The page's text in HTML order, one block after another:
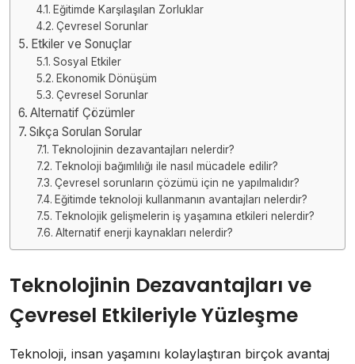
Eğitimde Karşılaşılan Zorluklar
Çevresel Sorunlar
Etkiler ve Sonuçlar
Sosyal Etkiler
Ekonomik Dönüşüm
Çevresel Sorunlar
Alternatif Çözümler
Sıkça Sorulan Sorular
Teknolojinin dezavantajları nelerdir?
Teknoloji bağımlılığı ile nasıl mücadele edilir?
Çevresel sorunların çözümü için ne yapılmalıdır?
Eğitimde teknoloji kullanmanın avantajları nelerdir?
Teknolojik gelişmelerin iş yaşamına etkileri nelerdir?
Alternatif enerji kaynakları nelerdir?
Teknolojinin Dezavantajları ve
Çevresel Etkileriyle Yüzleşme
Teknoloji, insan yaşamını kolaylaştıran birçok avantaj